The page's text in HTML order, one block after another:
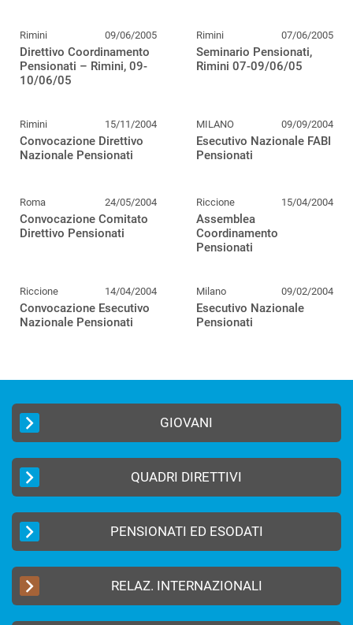
Rimini 09/06/2005
Direttivo Coordinamento
Pensionati – Rimini, 09-
10/06/05
Rimini 07/06/2005
Seminario Pensionati,
Rimini 07-09/06/05
Rimini 15/11/2004
Convocazione Direttivo
Nazionale Pensionati
MILANO 09/09/2004
Esecutivo Nazionale FABI
Pensionati
Roma 24/05/2004
Convocazione Comitato
Direttivo Pensionati
Riccione 15/04/2004
Assemblea
Coordinamento
Pensionati
Riccione 14/04/2004
Convocazione Esecutivo
Nazionale Pensionati
Milano 09/02/2004
Esecutivo Nazionale
Pensionati
GIOVANI
QUADRI DIRETTIVI
PENSIONATI ED ESODATI
RELAZ. INTERNAZIONALI